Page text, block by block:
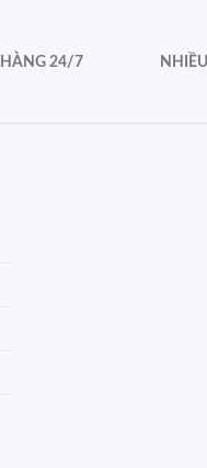
24/7